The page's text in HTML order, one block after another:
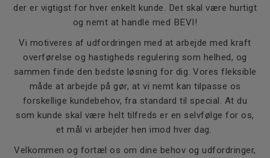
der er vigtigst for hver enkelt kunde. Det skal være hurtigt
og nemt at handle med BEVI!
Vi motiveres af udfordringen med at arbejde med kraft
overførelse og hastigheds regulering som helhed, og
sammen finde den bedste løsning for dig. Vores fleksible
måde at arbejde på gør, at vi nemt kan tilpasse os
forskellige kundebehov, fra standard til special. At du
som kunde skal være helt tilfreds er en selvfølge for os,
et mål vi arbejder hen imod hver dag.
Velkommen og fortæl os om dine behov og udfordringer,